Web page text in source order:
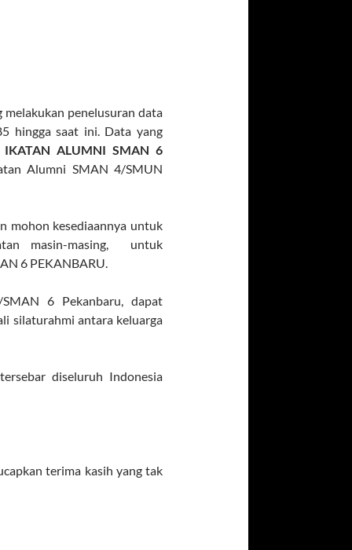
melakukan penelusuran data
hingga saat ini. Data yang
IKATAN ALUMNI SMAN 6
Alumni SMAN 4/SMUN
mohon kesediaannya untuk
masin-masing, untuk
6 PEKANBARU.
6 Pekanbaru, dapat
silaturahmi antara keluarga
diseluruh Indonesia
terima kasih yang tak